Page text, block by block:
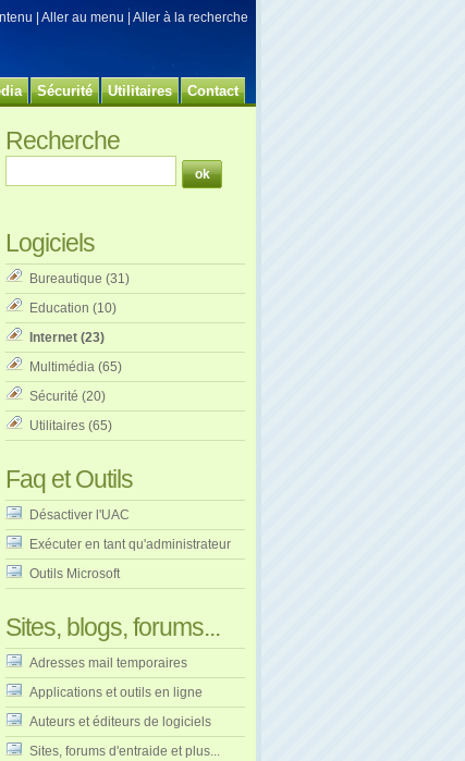
Aller au menu Aller à la recherche
Sécurité Utilitaires Contact
Recherche
Logiciels
Bureautique (31)
Education (10)
Internet (23)
Multimédia (65)
Sécurité (20)
Utilitaires (65)
Faq et Outils
Désactiver l'UAC
Exécuter en tant qu'administrateur
Outils Microsoft
Sites, blogs, forums...
Adresses mail temporaires
Applications et outils en ligne
Auteurs et éditeurs de logiciels
Sites, forums d'entraide et plus...